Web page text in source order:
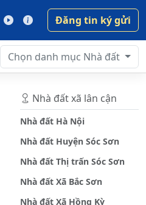
Đăng tin ký gửi
Chọn danh mục Nhà đất
Nhà đất xã lân cận
Nhà đất Hà Nội
Nhà đất Huyện Sóc Sơn
Nhà đất Thị trấn Sóc Sơn
Nhà đất Xã Bắc Sơn
Nhà đất Xã Hồng Kỳ